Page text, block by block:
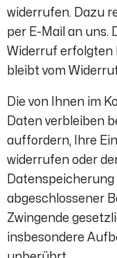
widerrufen. Dazu
per E-Mail an uns.
Widerruf erfolgten
bleibt vom
Die von Ihnen im
Daten verbleiben
auffordern, Ihre
widerrufen oder
abgeschlossener
Zwingende
insbesondere